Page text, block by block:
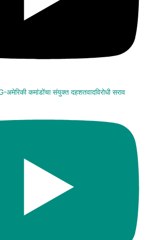
अमेरिकी कमांडोंचा संयुक्त दहशतवादविरोधी सराव